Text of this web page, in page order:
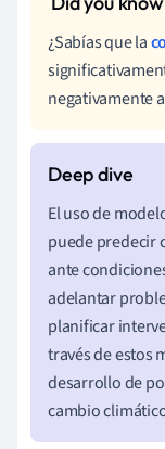
¿Sabías que la
negativamente
El uso de
puede predecir
ante
adelantar
planificar
través de estos
desarrollo de
cambio